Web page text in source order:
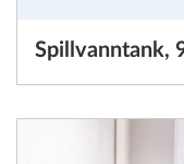
Spillvanntank,